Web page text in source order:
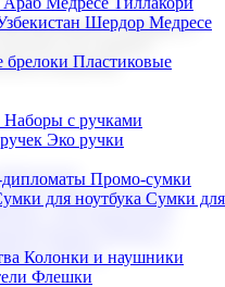
Шердор Медресе
брелоки Пластиковые
Наборы с ручками
Эко ручки
Промо-сумки
для ноутбука Сумки для
Колонки и наушники
Флешки
подарков и
вы найдете
и клиентов.
Кошельки
с аккумуляторами
с ежедневниками
наборы